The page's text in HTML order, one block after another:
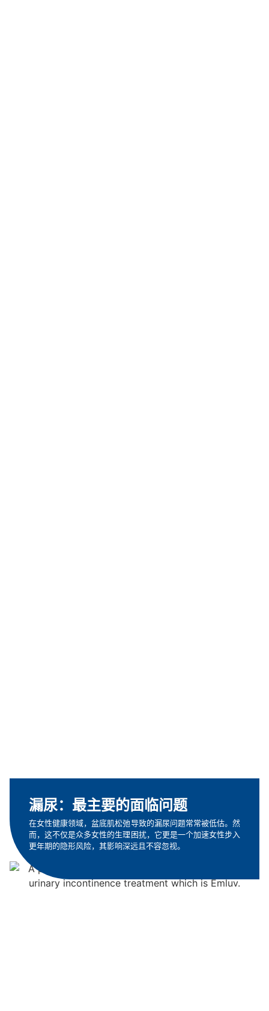
漏尿：最主要的面临问题
在女性健康领域，盆底肌松弛导致的漏尿问题常常被低估。然
而，这不仅是众多女性的生理困扰，它更是一个加速女性步入
更年期的隐形风险，其影响深远且不容忽视。